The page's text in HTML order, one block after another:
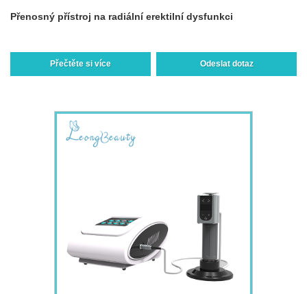
Přenosný přístroj na radiální erektilní dysfunkci
Přečtěte si více Odeslat dotaz